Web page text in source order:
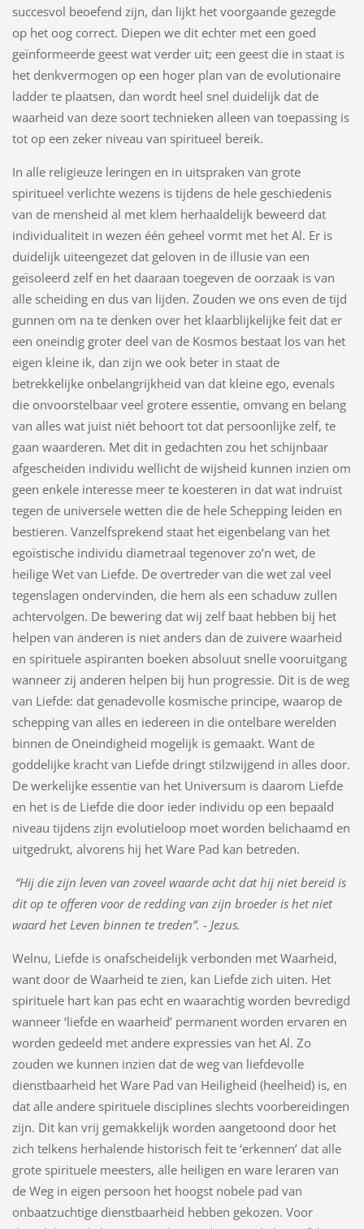
succesvol beoefend zijn, dan lijkt het voorgaande gezegde
op het oog correct. Diepen we dit echter met een goed
geïnformeerde geest wat verder uit; een geest die in staat is
het denkvermogen op een hoger plan van de evolutionaire
ladder te plaatsen, dan wordt heel snel duidelijk dat de
waarheid van deze soort technieken alleen van toepassing is
tot op een zeker niveau van spiritueel bereik.
In alle religieuze leringen en in uitspraken van grote
spiritueel verlichte wezens is tijdens de hele geschiedenis
van de mensheid al met klem herhaaldelijk beweerd dat
individualiteit in wezen één geheel vormt met het Al. Er is
duidelijk uiteengezet dat geloven in de illusie van een
geïsoleerd zelf en het daaraan toegeven de oorzaak is van
alle scheiding en dus van lijden. Zouden we ons even de tijd
gunnen om na te denken over het klaarblijkelijke feit dat er
een oneindig groter deel van de Kosmos bestaat los van het
eigen kleine ik, dan zijn we ook beter in staat de
betrekkelijke onbelangrijkheid van dat kleine ego, evenals
die onvoorstelbaar veel grotere essentie, omvang en belang
van alles wat juist niét behoort tot dat persoonlijke zelf, te
gaan waarderen. Met dit in gedachten zou het schijnbaar
afgescheiden individu wellicht de wijsheid kunnen inzien om
geen enkele interesse meer te koesteren in dat wat indruist
tegen de universele wetten die de hele Schepping leiden en
bestieren. Vanzelfsprekend staat het eigenbelang van het
egoïstische individu diametraal tegenover zo’n wet, de
heilige Wet van Liefde. De overtreder van die wet zal veel
tegenslagen ondervinden, die hem als een schaduw zullen
achtervolgen. De bewering dat wij zelf baat hebben bij het
helpen van anderen is niet anders dan de zuivere waarheid
en spirituele aspiranten boeken absoluut snelle vooruitgang
wanneer zij anderen helpen bij hun progressie. Dit is de weg
van Liefde: dat genadevolle kosmische principe, waarop de
schepping van alles en iedereen in die ontelbare werelden
binnen de Oneindigheid mogelijk is gemaakt. Want de
goddelijke kracht van Liefde dringt stilzwijgend in alles door.
De werkelijke essentie van het Universum is daarom Liefde
en het is de Liefde die door ieder individu op een bepaald
niveau tijdens zijn evolutieloop moet worden belichaamd en
uitgedrukt, alvorens hij het Ware Pad kan betreden.
“Hij die zijn leven van zoveel waarde acht dat hij niet bereid is
dit op te offeren voor de redding van zijn broeder is het niet
waard het Leven binnen te treden”. - Jezus.
Welnu, Liefde is onafscheidelijk verbonden met Waarheid,
want door de Waarheid te zien, kan Liefde zich uiten. Het
spirituele hart kan pas echt en waarachtig worden bevredigd
wanneer ‘liefde en waarheid’ permanent worden ervaren en
worden gedeeld met andere expressies van het Al. Zo
zouden we kunnen inzien dat de weg van liefdevolle
dienstbaarheid het Ware Pad van Heiligheid (heelheid) is, en
dat alle andere spirituele disciplines slechts voorbereidingen
zijn. Dit kan vrij gemakkelijk worden aangetoond door het
zich telkens herhalende historisch feit te ‘erkennen’ dat alle
grote spirituele meesters, alle heiligen en ware leraren van
de Weg in eigen persoon het hoogst nobele pad van
onbaatzuchtige dienstbaarheid hebben gekozen. Voor